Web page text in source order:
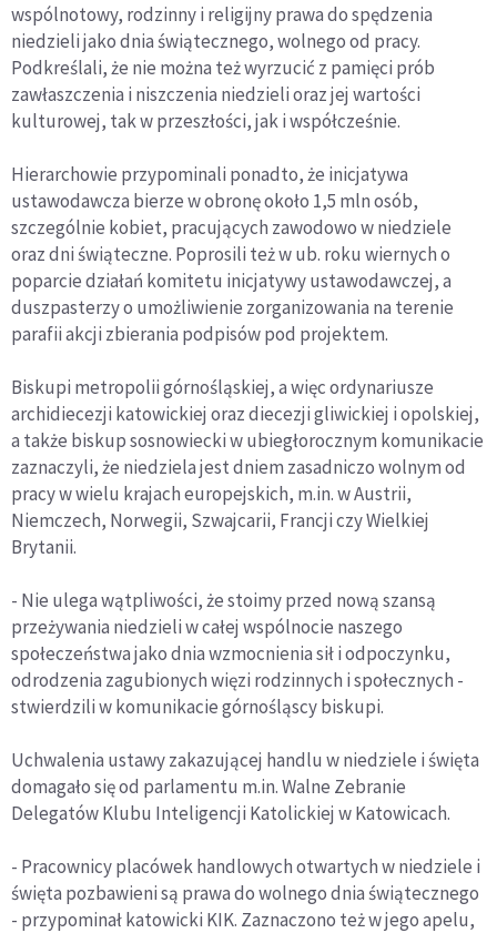
wspólnotowy, rodzinny i religijny prawa do spędzenia
niedzieli jako dnia świątecznego, wolnego od pracy.
Podkreślali, że nie można też wyrzucić z pamięci prób
zawłaszczenia i niszczenia niedzieli oraz jej wartości
kulturowej, tak w przeszłości, jak i współcześnie.
Hierarchowie przypominali ponadto, że inicjatywa
ustawodawcza bierze w obronę około 1,5 mln osób,
szczególnie kobiet, pracujących zawodowo w niedziele
oraz dni świąteczne. Poprosili też w ub. roku wiernych o
poparcie działań komitetu inicjatywy ustawodawczej, a
duszpasterzy o umożliwienie zorganizowania na terenie
parafii akcji zbierania podpisów pod projektem.
Biskupi metropolii górnośląskiej, a więc ordynariusze
archidiecezji katowickiej oraz diecezji gliwickiej i opolskiej,
a także biskup sosnowiecki w ubiegłorocznym komunikacie
zaznaczyli, że niedziela jest dniem zasadniczo wolnym od
pracy w wielu krajach europejskich, m.in. w Austrii,
Niemczech, Norwegii, Szwajcarii, Francji czy Wielkiej
Brytanii.
- Nie ulega wątpliwości, że stoimy przed nową szansą
przeżywania niedzieli w całej wspólnocie naszego
społeczeństwa jako dnia wzmocnienia sił i odpoczynku,
odrodzenia zagubionych więzi rodzinnych i społecznych -
stwierdzili w komunikacie górnośląscy biskupi.
Uchwalenia ustawy zakazującej handlu w niedziele i święta
domagało się od parlamentu m.in. Walne Zebranie
Delegatów Klubu Inteligencji Katolickiej w Katowicach.
- Pracownicy placówek handlowych otwartych w niedziele i
święta pozbawieni są prawa do wolnego dnia świątecznego
- przypominał katowicki KIK. Zaznaczono też w jego apelu,